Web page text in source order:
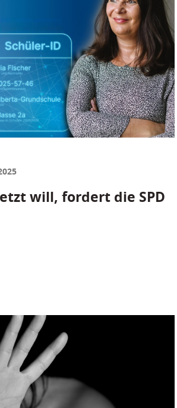
will, fordert die SPD